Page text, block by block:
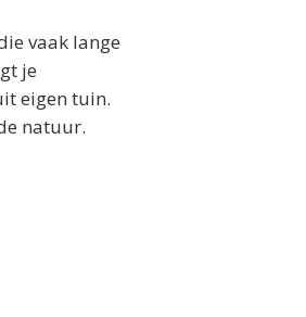
vaak lange
je
eigen tuin.
natuur.